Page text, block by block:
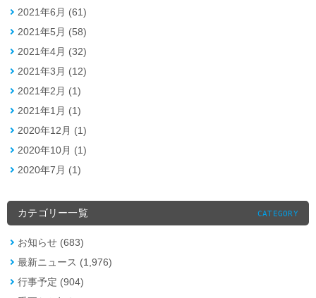
2021年6月 (61)
2021年5月 (58)
2021年4月 (32)
2021年3月 (12)
2021年2月 (1)
2021年1月 (1)
2020年12月 (1)
2020年10月 (1)
2020年7月 (1)
カテゴリー一覧 CATEGORY
お知らせ (683)
最新ニュース (1,976)
行事予定 (904)